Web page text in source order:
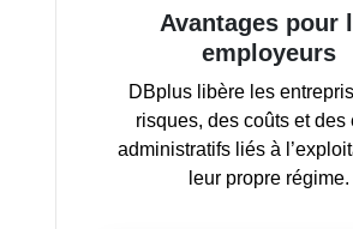
Avantages pour
employeurs
DBplus libère les
risques, des coûts et des
administratifs liés à
leur propre régime.